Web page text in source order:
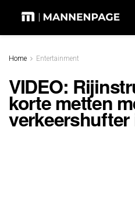
Home Entertainment
VIDEO:
korte metten